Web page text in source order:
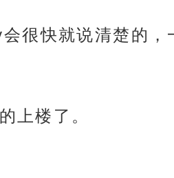
很快就说清楚的
上楼了。